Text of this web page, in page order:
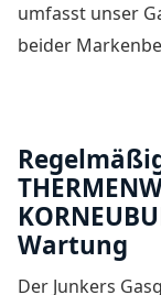
umfasst unser
beider
Wartung
Der Junkers